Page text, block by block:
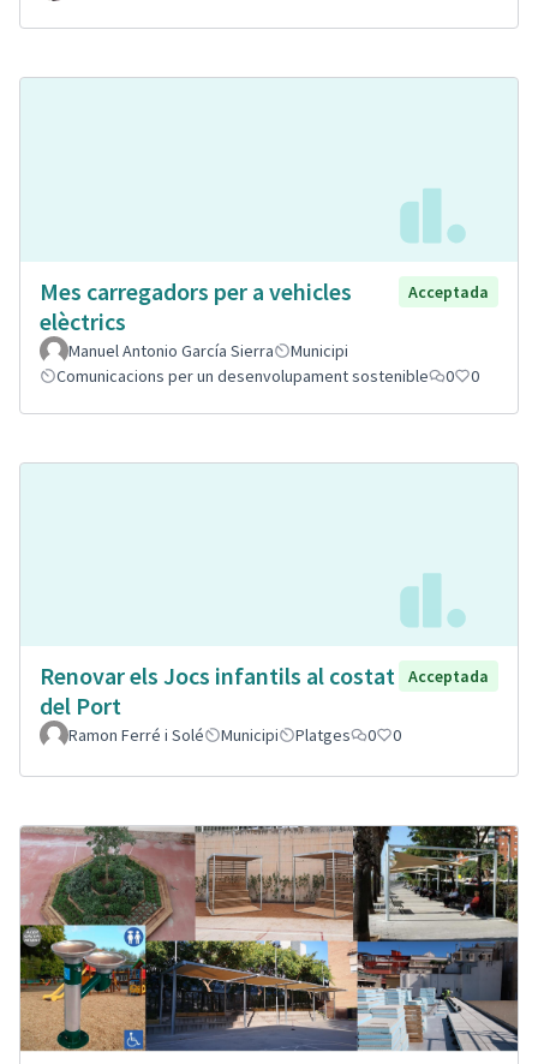
Mes carregadors per a vehicles
elèctrics
Acceptada
Manuel Antonio García Sierra
Municipi
Comunicacions per un desenvolupament sostenible
0 0
Renovar els Jocs infantils al costat
del Port
Acceptada
Ramon Ferré i Solé Municipi Platges 0 0